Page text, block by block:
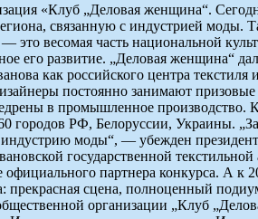
«Клуб „Деловая женщина“.
связанную с индустрией моды.
весомая часть национальной
его развитие. „Деловая женщина“
как российского центра
постоянно занимают
в промышленное
городов РФ, Белоруссии, Украины.
моды“, — убежден
государственной
официального партнера конкурса.
прекрасная сцена, полноценный
организации „Клуб